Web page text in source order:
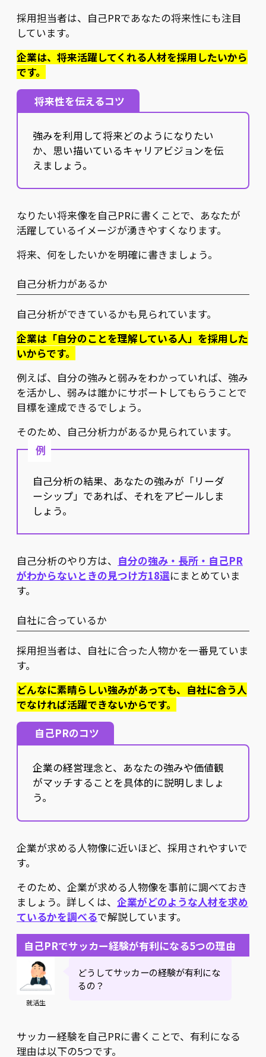
採用担当者は、自己PRであなたの将来性にも注目
しています。
企業は、将来活躍してくれる人材を採用したいから
です。
将来性を伝えるコツ
強みを利用して将来どのようになりたい
か、思い描いているキャリアビジョンを伝
えましょう。
なりたい将来像を自己PRに書くことで、あなたが
活躍しているイメージが湧きやすくなります。
将来、何をしたいかを明確に書きましょう。
自己分析力があるか
自己分析ができているかも見られています。
企業は「自分のことを理解している人」を採用した
いからです。
例えば、自分の強みと弱みをわかっていれば、強み
を活かし、弱みは誰かにサポートしてもらうことで
目標を達成できるでしょう。
そのため、自己分析力があるか見られています。
例
自己分析の結果、あなたの強みが「リーダ
ーシップ」であれば、それをアピールしま
しょう。
自己分析のやり方は、 自分の強み・長所・自己PR
がわからないときの見つけ方18選にまとめていま
す。
自社に合っているか
採用担当者は、自社に合った人物かを一番見ていま
す。
どんなに素晴らしい強みがあっても、自社に合う人
でなければ活躍できないからです。
自己PRのコツ
企業の経営理念と、あなたの強みや価値観
がマッチすることを具体的に説明しましょ
う。
企業が求める人物像に近いほど、採用されやすいで
す。
そのため、企業が求める人物像を事前に調べておき
ましょう。詳しくは、 企業がどのような人材を求め
ているかを調べるで解説しています。
自己PRでサッカー経験が有利になる5つの理由
就活生
どうしてサッカーの経験が有利にな
るの？
サッカー経験を自己PRに書くことで、有利になる
理由は以下の5つです。